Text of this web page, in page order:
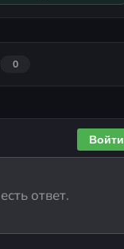
0
Войти